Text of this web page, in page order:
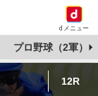
dメニュー
プロ野球（2軍）
12R